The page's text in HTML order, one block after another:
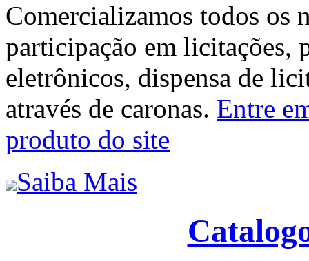
Comercializamos todos os
participação em licitações,
eletrônicos, dispensa de
através de caronas. Entre
produto do site
Saiba Mais